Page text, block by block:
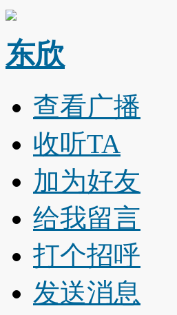
东欣
查看广播
收听TA
加为好友
给我留言
打个招呼
发送消息